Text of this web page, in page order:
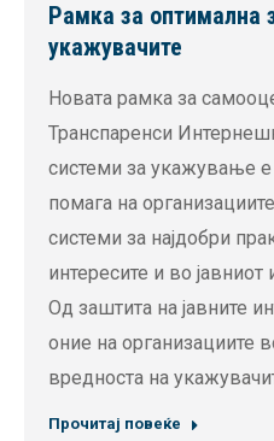
Рамка за оптимална
укажувачите
Новата рамка за
Транспаренси
системи за укажување
помага на
системи за најдобри
интересите и во
Од заштита на јавните
оние на организациите
вредноста на
Прочитај повеќе